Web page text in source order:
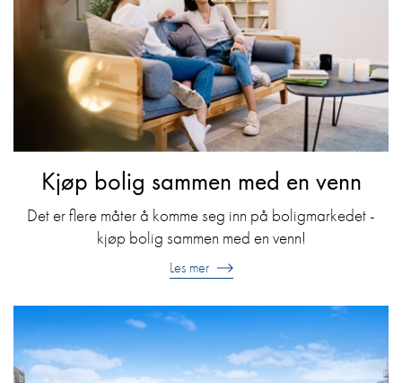
Kjøp bolig sammen med en venn
Det er flere måter å komme seg inn på boligmarkedet -
kjøp bolig sammen med en venn!
Les mer